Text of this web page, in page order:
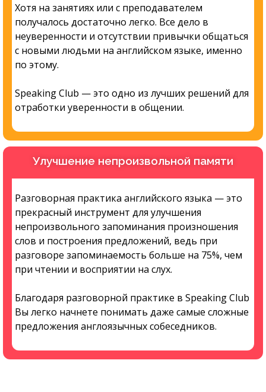
Хотя на занятиях или с преподавателем
получалось достаточно легко. Все дело в
неуверенности и отсутствии привычки общаться
с новыми людьми на английском языке, именно
по этому.
Speaking Club — это одно из лучших решений для
отработки уверенности в общении.
Улучшение непроизвольной памяти
Разговорная практика английского языка — это
прекрасный инструмент для улучшения
непроизвольного запоминания произношения
слов и построения предложений, ведь при
разговоре запоминаемость больше на 75%, чем
при чтении и восприятии на слух.
Благодаря разговорной практике в Speaking Club
Вы легко начнете понимать даже самые сложные
предложения англоязычных собеседников.